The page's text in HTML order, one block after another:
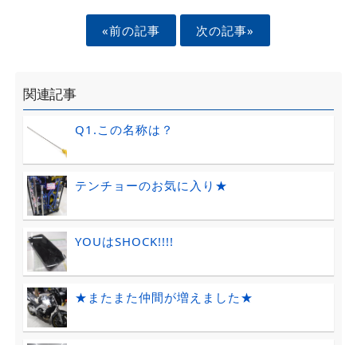
«前の記事 次の記事»
関連記事
Q1.この名称は？
テンチョーのお気に入り★
YOUはSHOCK!!!!
★またまた仲間が増えました★